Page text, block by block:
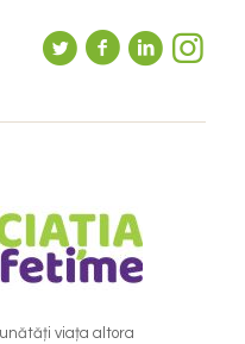
viața altora